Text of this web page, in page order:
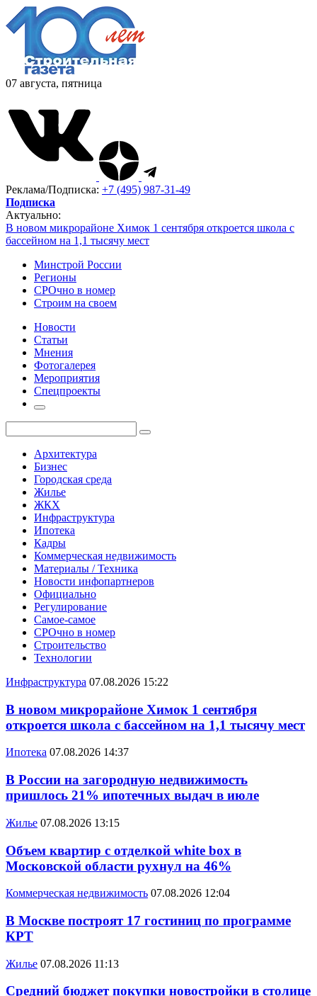
07 августа, пятница
Реклама/Подписка: +7 (495) 987-31-49
Подписка
Актуально:
В новом микрорайоне Химок 1 сентября откроется школа с
бассейном на 1,1 тысячу мест
Минстрой России
Регионы
СРОчно в номер
Строим на своем
Новости
Статьи
Мнения
Фотогалерея
Мероприятия
Спецпроекты
Архитектура
Бизнес
Городская среда
Жилье
ЖКХ
Инфраструктура
Ипотека
Кадры
Коммерческая недвижимость
Материалы / Техника
Новости инфопартнеров
Официально
Регулирование
Самое-самое
СРОчно в номер
Строительство
Технологии
Инфраструктура 07.08.2026 15:22
В новом микрорайоне Химок 1 сентября
откроется школа с бассейном на 1,1 тысячу мест
Ипотека 07.08.2026 14:37
В России на загородную недвижимость
пришлось 21% ипотечных выдач в июле
Жилье 07.08.2026 13:15
Объем квартир с отделкой white box в
Московской области рухнул на 46%
Коммерческая недвижимость 07.08.2026 12:04
В Москве построят 17 гостиниц по программе
КРТ
Жилье 07.08.2026 11:13
Средний бюджет покупки новостройки в столице